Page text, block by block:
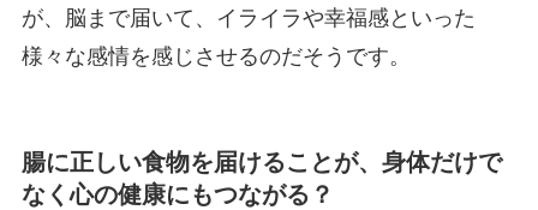
が、脳まで届いて、イライラや幸福感といった
様々な感情を感じさせるのだそうです。
腸に正しい食物を届けることが、身体だけで
なく心の健康にもつながる？